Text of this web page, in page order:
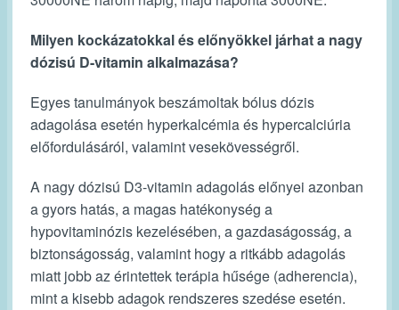
Milyen kockázatokkal és előnyökkel járhat a nagy
dózisú D-vitamin alkalmazása?
Egyes tanulmányok beszámoltak bólus dózis
adagolása esetén hyperkalcémia és hypercalciúria
előfordulásáról, valamint vesekövességről.
A nagy dózisú D3-vitamin adagolás előnyei azonban
a gyors hatás, a magas hatékonység a
hypovitaminózis kezelésében, a gazdaságosság, a
biztonságosság, valamint hogy a ritkább adagolás
miatt jobb az érintettek terápia hűsége (adherencia),
mint a kisebb adagok rendszeres szedése esetén.